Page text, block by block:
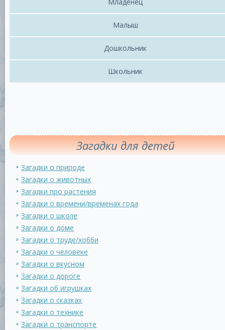
Малыш
Дошкольник
Школьник
Загадки для детей
Загадки о природе
Загадки о животных
Загадки про растения
Загадки о времени/временах года
Загадки о школе
Загадки о доме
Загадки о труде/хобби
Загадки о человеке
Загадки о вкусном
Загадки о дороге
Загадки об игрушках
Загадки о сказках
Загадки о технике
Загадки о транспорте